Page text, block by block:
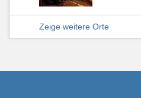
Zeige weitere Orte